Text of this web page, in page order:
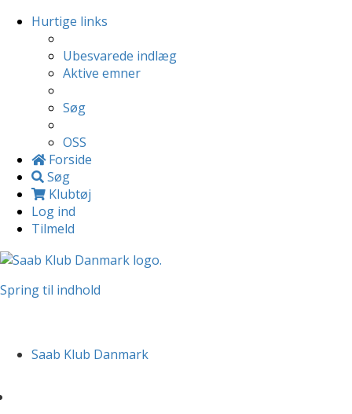
Hurtige links
Ubesvarede indlæg
Aktive emner
Søg
OSS
Forside
Søg
Klubtøj
Log ind
Tilmeld
Spring til indhold
Saab Klub Danmark